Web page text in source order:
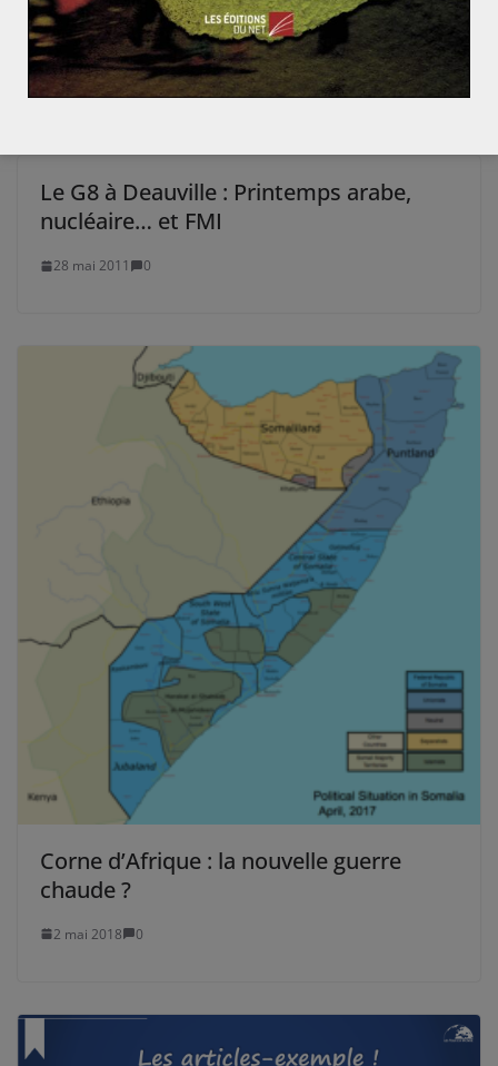
Le solaire au pays de l’or noir : perspectives de dével
oppement du photovoltaïque en Iran
Lenovo, reflet des mutations économiques de la Chi
Le G8 à Deauville : Printemps arabe,
nucléaire… et FMI
28 mai 2011 0
Corne d’Afrique : la nouvelle guerre
chaude ?
2 mai 2018 0